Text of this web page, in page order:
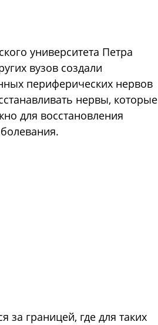
университета Петра
вузов создали
периферических нервов
нервы, которые
для восстановления
за границей, где для таких